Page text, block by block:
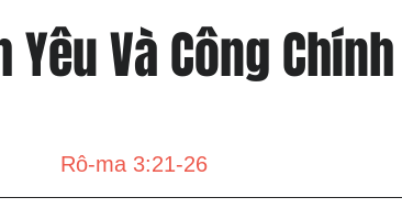
Và Công
Rô-ma 3:21-26